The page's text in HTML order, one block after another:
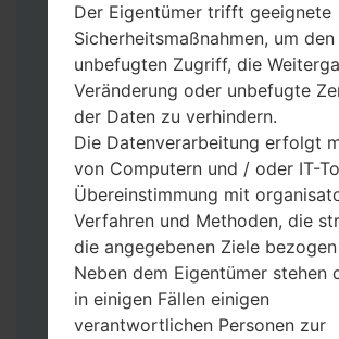
Anleitung
Der Eigentümer trifft geeignete
Sicherheitsmaßnahmen, um den
unbefugten Zugriff, die
Veränderung oder unbefugte
der Daten zu verhindern.
Die Datenverarbeitung erfolgt
von Computern und / oder IT-
Übereinstimmung mit
Verfahren und Methoden, die
die angegebenen Ziele
Neben dem Eigentümer stehen
in einigen Fällen einigen
verantwortlichen Personen zur